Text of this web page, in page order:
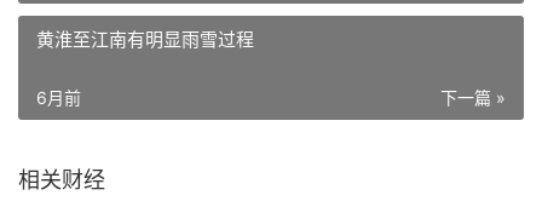
黄淮至江南有明显雨雪过程
下一篇 »
6月前
相关财经